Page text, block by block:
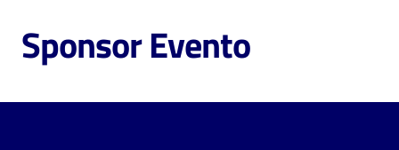
Cosa
fare
Sponsor Evento